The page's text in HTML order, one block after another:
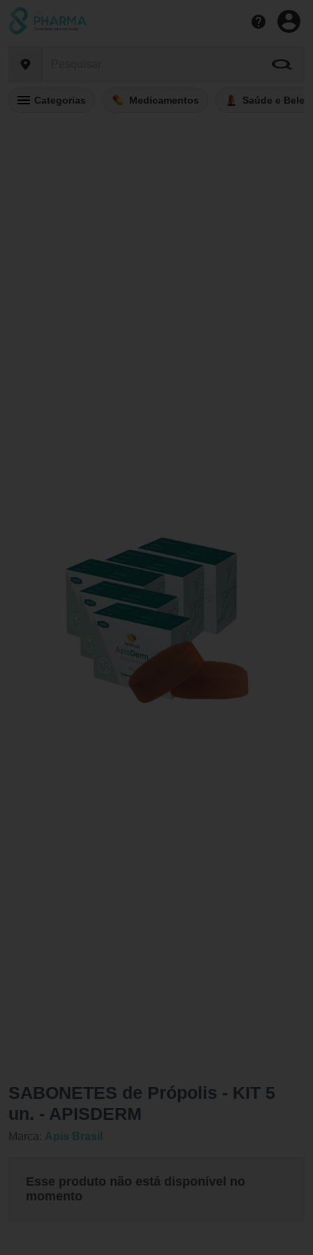
Categorias Medicamentos Saúde e
SABONETES de Própolis - KIT 5
un. - APISDERM
Marca: Apis Brasil
Esse produto não está disponível no
momento